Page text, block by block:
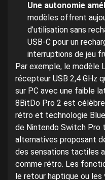
Une autonomie
modèles offrent
d’utilisation sans
USB-C pour un
interruptions de jeu
Par exemple, le modèle
récepteur USB 2,4 GHz
sur PC avec une faible
8BitDo Pro 2 est
rétro et technologie
de Nintendo Switch Pro
alternatives proposant
des sensations tactiles
comme rétro. Les
le retour haptique ou